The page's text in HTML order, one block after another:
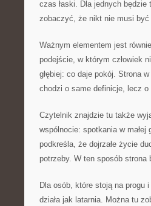
czas łaski. Dla jednych będzie
zobaczyć, że nikt nie musi być
Ważnym elementem jest
podejście, w którym człowiek
głębiej: co daje pokój. Strona
chodzi o same definicje, lecz o
Czytelnik znajdzie tu także
wspólnocie: spotkania w
podkreśla, że dojrzałe życie
potrzeby. W ten sposób strona
Dla osób, które stoją na progu
działa jak latarnia. Można tu